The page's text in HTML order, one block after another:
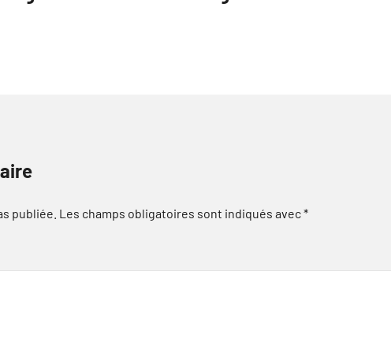
publiée. Les champs obligatoires sont indiqués avec*